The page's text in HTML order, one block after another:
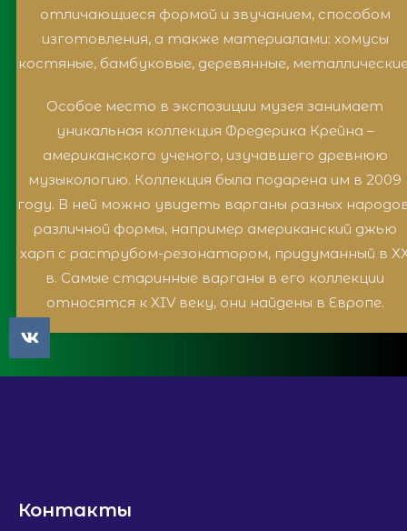
отличающиеся формой и звучанием, способом
изготовления, а также материалами: хомусы
костяные, бамбуковые, деревянные,
Особое место в экспозиции музея занимает
уникальная коллекция Фредерика Крейна –
американского ученого, изучавшего древнюю
музыкологию. Коллекция была подарена им в 2009
году. В ней можно увидеть варганы разных
различной формы, например американский джью
харп с раструбом-резонатором, придуманный в
в. Самые старинные варганы в его коллекции
относятся к XIV веку, они найдены в Европе.
Контакты